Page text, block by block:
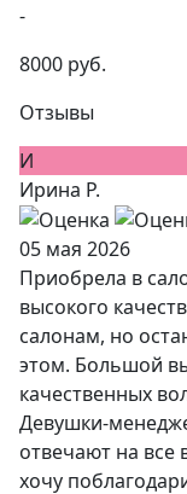
-
8000 руб.
Отзывы
И
Ирина Р.
05 мая 2026
Приобрела в
высокого
салонам, но
этом. Большой
качественных
Девушки-
отвечают на
хочу